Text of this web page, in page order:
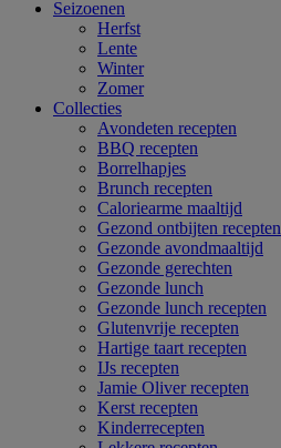
Seizoenen
Herfst
Lente
Winter
Zomer
Collecties
Avondeten recepten
BBQ recepten
Borrelhapjes
Brunch recepten
Caloriearme maaltijd
Gezond ontbijten recepten
Gezonde avondmaaltijd
Gezonde gerechten
Gezonde lunch
Gezonde lunch recepten
Glutenvrije recepten
Hartige taart recepten
IJs recepten
Jamie Oliver recepten
Kerst recepten
Kinderrecepten